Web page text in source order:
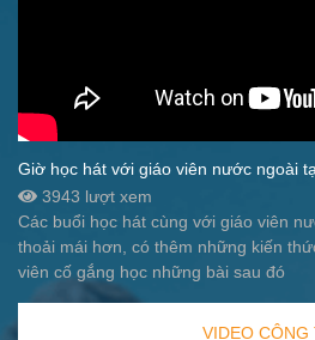
Giờ học hát với giáo viên nước ngoài
3943 lượt xem
Các buổi học hát cùng với giáo viên
thoải mái hơn, có thêm những kiến
viên cố gắng học những bài sau đó
VIDEO CÔNG